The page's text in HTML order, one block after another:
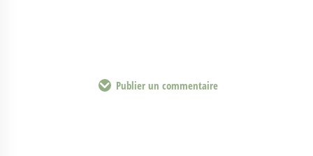
Publier un commentaire